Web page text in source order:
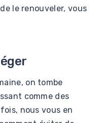
le renouveler, vous
on tombe
comme des
nous vous en